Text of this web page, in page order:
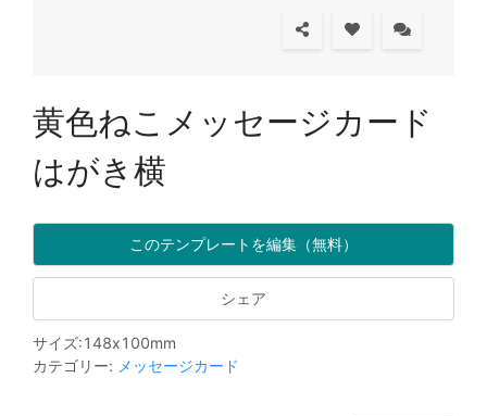
黄色ねこメッセージカード
はがき横
このテンプレートを編集（無料）
シェア
サイズ:148x100mm
カテゴリー: メッセージカード